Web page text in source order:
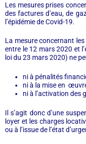
Les mesures prises
des factures d’eau, de
l’épidémie de Covid-19.
La mesure concernant
entre le 12 mars 2020 et
loi du 23 mars 2020) ne
ni à pénalités
ni à la mise en
ni à l’activation des
Il s’agit donc d’une
loyer et les charges
ou à l’issue de l’état